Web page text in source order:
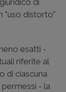
di
"uso distorto"
esatti -
riferite al
di ciascuna
- la